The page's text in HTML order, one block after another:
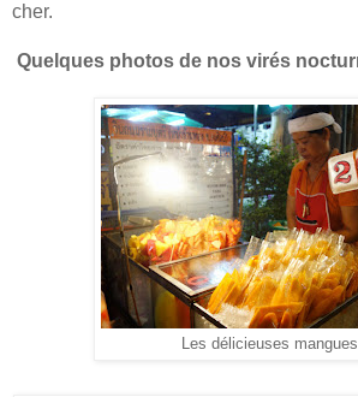
cher.
Quelques photos de nos virés
Les délicieuses mangues